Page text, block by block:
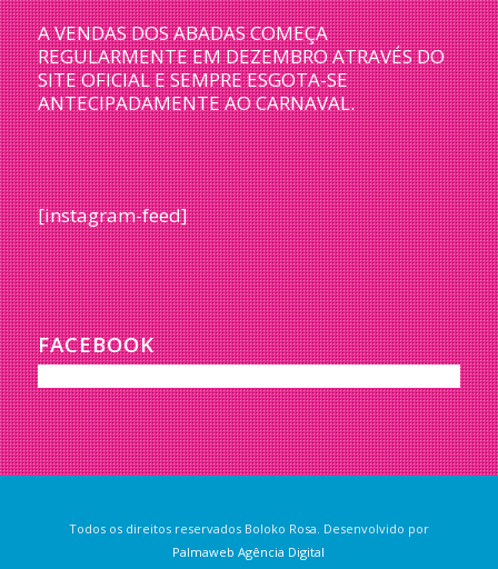
A VENDAS DOS ABADAS COMEÇA
REGULARMENTE EM DEZEMBRO ATRAVÉS DO
SITE OFICIAL E SEMPRE ESGOTA-SE
ANTECIPADAMENTE AO CARNAVAL.
[instagram-feed]
FACEBOOK
Todos os direitos reservados Boloko Rosa. Desenvolvido por
Palmaweb Agência Digital